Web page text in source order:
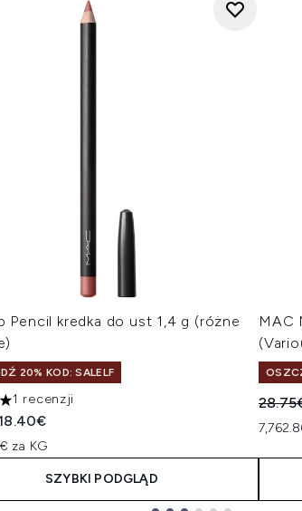
Pencil kredka do ust 1,4 g (różne
20% KOD: SALELF
na maksymalnie 5
1 recenzji
cena detaliczna:
cena:
za KG
SZYBKI PODGLĄD
MAC